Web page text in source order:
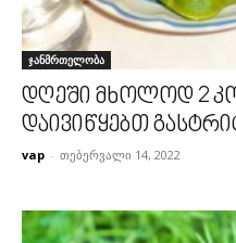
ჯანმრთელობა
დღეში მხოლოდ 2
დაივიწყებთ
vap - თებერვალი 14, 2022